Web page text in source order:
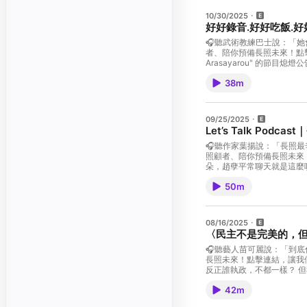
10/30/2025
好好錄音.好好吃飯.
🎧聽武術教練巴士說：「她會重複問問
者、陪你預備長照未來！點擊連結，讓我們有機會不在照顧困境
Arasayarou" 的節目熄燈公告 我沒講完全 其實我想分享的內容是: 『我們曾說：「認真聽長知識、輕鬆聽好舒服」，是我們製作節目的初衷。五年來，從日本談生活、
位主持人對於節目的期待
的經驗，所以原本想用親身經驗用自我分享的方式 希望可以幫助到更多情況的人。 然後中間有提
門代購 日本電影周邊代購-朋友的 加入會員，支持節目： https://gaushr.firstory.io/join 留言告訴我你對這一集的想法：
38m
09/25/2025
Let’s Talk Podcast
🎧聽作家葉揚說：「長照
照顧者、陪你預備長照未來！點擊連結，讓我們有機會不在照
朵，趙孽平常聊天就是這麼吵((大笑 加入會員，支持節目： https://open.firstory.me/user/
50m
08/16/2025
〈民主不是完美的，
🎧聽藝人苗可麗說：「到
長照未來！點擊連結，讓我們有機會不在照顧困境掙扎。 —— 以上為 Firstory
反正誰執政，不都一樣？ 但我自己心裡會再問：真的一樣嗎？ 執政有錯，還能檢討、能修正。 可是如果是親中、賣台——那還有回頭路嗎？ 所以這集，我想跟大家聊聊， 我們到底
42m